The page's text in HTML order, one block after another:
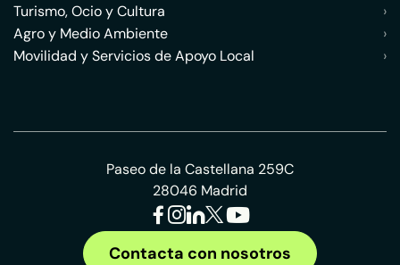
Turismo, Ocio y Cultura
›
Agro y Medio Ambiente
›
Movilidad y Servicios de Apoyo Local
›
Paseo de la Castellana 259C
28046 Madrid
Contacta con nosotros